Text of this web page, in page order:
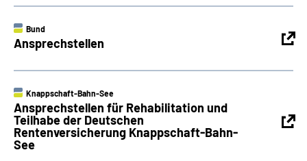
Bund
Ansprechstellen
Knappschaft-Bahn-See
Ansprechstellen für Rehabilitation und
Teilhabe der Deutschen
Rentenversicherung Knappschaft-Bahn-
See